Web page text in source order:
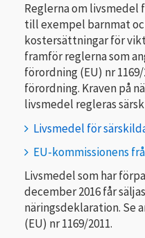
Reglerna om livsmedel
till exempel barnmat
kostersättningar för
framför reglerna som
förordning (EU) nr
förordning. Kraven på
livsmedel regleras
Livsmedel för
EU-kommissionens
Livsmedel som har
december 2016 får
näringsdeklaration. Se
(EU) nr 1169/2011.